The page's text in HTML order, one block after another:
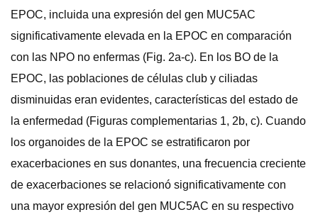
EPOC, incluida una expresión del gen MUC5AC
significativamente elevada en la EPOC en comparación
con las NPO no enfermas (Fig. 2a-c). En los BO de la
EPOC, las poblaciones de células club y ciliadas
disminuidas eran evidentes, características del estado de
la enfermedad (Figuras complementarias 1, 2b, c). Cuando
los organoides de la EPOC se estratificaron por
exacerbaciones en sus donantes, una frecuencia creciente
de exacerbaciones se relacionó significativamente con
una mayor expresión del gen MUC5AC en su respectivo